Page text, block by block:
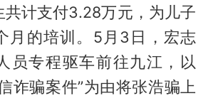
共计支付3.28万元，为儿子
月的培训。5月3日，宏志
员专程驱车前往九江，以
诈骗案件”为由将张浩骗上